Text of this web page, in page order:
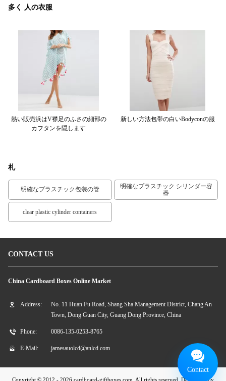
多く 人の衣服
熱い販売浜はv襟足のふさの細部の
カフタンを隠します
新しい方法包帯の白いbodyconの服
札
明確なプラスチック包装の管
明確なプラスチック シリンダー容
器
clear plastic cylinder containers
CONTACT US
China Cardboard Boxes Online Market
Address:
No. 11 Huan Fu Road, Shang Sha Management District, Chang An
Town, Dong Guan City, Guang Dong Province, China
Phone: 0086-135-0253-8765
E-Mail: jamesauolcd@anlcd.com
Copyright © 2012 - 2026 cardboard-giftboxes.com. All rights reserved. Developed by
Contact